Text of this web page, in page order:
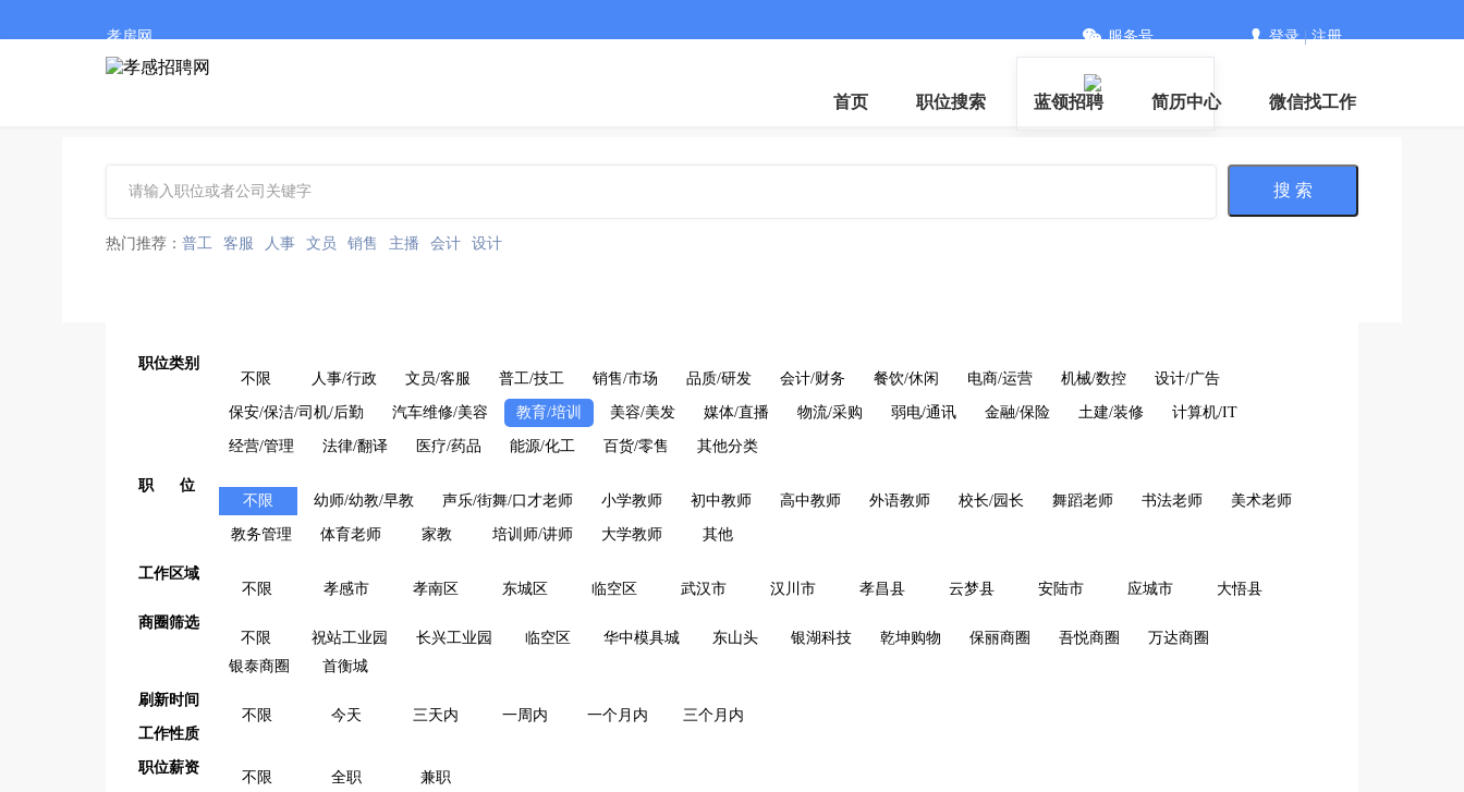
孝房网
微信
服务号 登录|注册
首页 职位搜索 蓝领招聘 简历中心 微信找工作
搜 索
热门推荐： 普工 客服 人事 文员 销售 主播 会计 设计
职位类别
不限
人事/行政 文员/客服 普工/技工 销售/市场 品质/研发 会计/财务 餐饮/休闲 电商/运营 机械/数控 设计/广告
保安/保洁/司机/后勤 汽车维修/美容 教育/培训 美容/美发 媒体/直播 物流/采购 弱电/通讯 金融/保险 土建/装修 计算机/IT
经营/管理 法律/翻译 医疗/药品 能源/化工 百货/零售 其他分类
职 位
不限
幼师/幼教/早教 声乐/街舞/口才老师 小学教师 初中教师 高中教师 外语教师 校长/园长 舞蹈老师 书法老师 美术老师
教务管理 体育老师 家教 培训师/讲师 大学教师 其他
工作区域
不限
孝感市 孝南区 东城区 临空区 武汉市 汉川市 孝昌县 云梦县 安陆市 应城市 大悟县
商圈筛选
不限
祝站工业园 长兴工业园 临空区 华中模具城 东山头 银湖科技 乾坤购物 保丽商圈 吾悦商圈
万达商圈
银泰商圈
首衡城
刷新时间
不限
今天 三天内 一周内 一个月内
三个月内
工作性质
不限 全职 兼职
职位薪资